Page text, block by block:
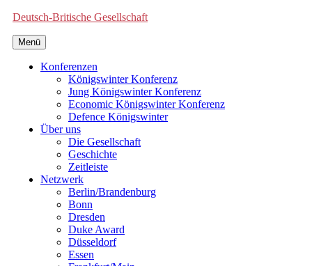
Deutsch-Britische Gesellschaft
Menü
Konferenzen
Königswinter Konferenz
Jung Königswinter Konferenz
Economic Königswinter Konferenz
Defence Königswinter
Über uns
Die Gesellschaft
Geschichte
Zeitleiste
Netzwerk
Berlin/Brandenburg
Bonn
Dresden
Duke Award
Düsseldorf
Essen